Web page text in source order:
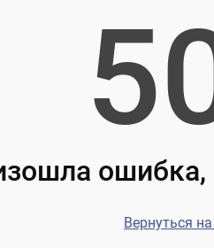
ошибка,
Вернуться